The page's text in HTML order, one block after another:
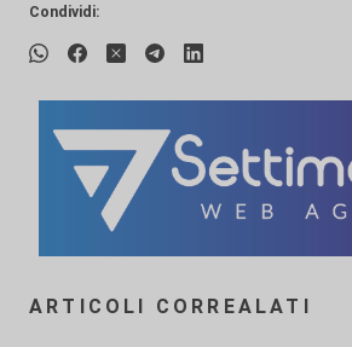
Condividi:
ARTICOLI CORREALATI